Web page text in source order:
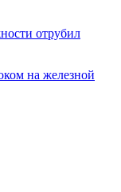
отрубил
на железной